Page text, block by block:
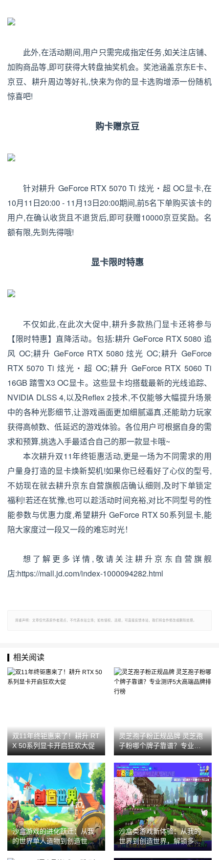
此外,在活动期间,用户只需完成指定任务,如关注店铺、
加购商品等,即可获得大转盘抽奖机会。奖池涵盖京东E卡、
京豆、耕升周边等好礼,快来为你的显卡选购增添一份随机
惊喜吧!
购卡赠京豆
针对耕升 GeForce RTX 5070 Ti 炫光・超 OC显卡,在
10月11日20:00 - 11月13日20:00期间,前5名下单购买该卡的
用户,在确认收货且不退货后,即可获赠10000京豆奖励。名
额有限,先到先得哦!
显卡限时特惠
不仅如此,在此次大促中,耕升多款热门显卡还将参与
【限时特惠】直降活动。包括:耕升 GeForce RTX 5080 追
风 OC;耕升 GeForce RTX 5080 炫光 OC;耕升 GeForce
RTX 5070 Ti 炫光・超 OC;耕升 GeForce RTX 5060 Ti
16GB 踏雪X3 OC显卡。这些显卡均搭载最新的光线追踪、
NVIDIA DLSS 4,以及Reflex 2技术,不仅能够大幅提升场景
中的各种光影细节,让游戏画面更加细腻逼真,还能助力玩家
获得高帧数、低延迟的游戏体验。各位用户可根据自身的需
求和预算,挑选入手最适合自己的那一款显卡哦~
本次耕升双11年终钜惠活动,更是一场为不同需求的用
户量身打造的显卡焕新契机!如果你已经看好了心仪的型号,
不妨现在就去耕升京东自营旗舰店确认细则,及时下单锁定
福利!若还在犹豫,也可以趁活动时间充裕,对比不同型号的性
能参数与优惠力度,希望耕升 GeForce RTX 50系列显卡,能
陪大家度过一段又一段的难忘时光！
想了解更多详情,敬请关注耕升京东自营旗舰
店:https://mall.jd.com/index-1000094282.html
郑重声明：文章仅代表原作者观点，不代表本站立场；如有侵权、违规，可直接反馈本站，我们将会作修改或删除处理。
相关阅读
双11年终钜惠来了！耕升 RT
X 50系列显卡开启狂欢大促
灵芝孢子粉正规品牌 灵芝孢
子粉哪个牌子靠谱？专业测
评5大高端品牌排行榜
沙盒游戏的进化跃迁：从我
的世界单人造物到创造世界
文明共建，解锁沙盒玩法新
沙盒类游戏新体验：从我的
世界到创造世界，解锁多人
共创与领主式建造乐趣